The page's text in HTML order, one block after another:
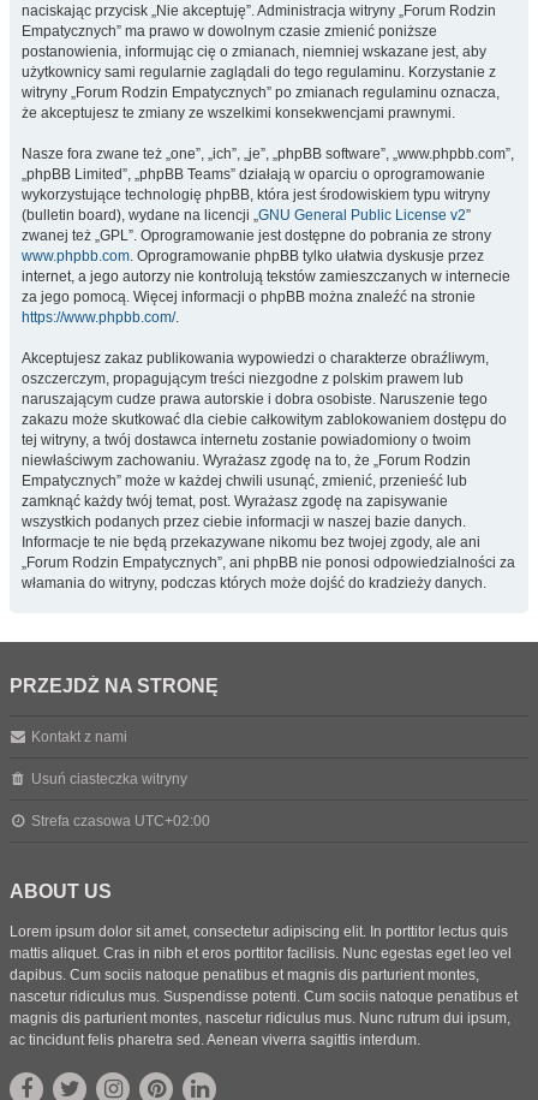
naciskając przycisk „Nie akceptuję”. Administracja witryny „Forum Rodzin
Empatycznych” ma prawo w dowolnym czasie zmienić poniższe
postanowienia, informując cię o zmianach, niemniej wskazane jest, aby
użytkownicy sami regularnie zaglądali do tego regulaminu. Korzystanie z
witryny „Forum Rodzin Empatycznych” po zmianach regulaminu oznacza,
że akceptujesz te zmiany ze wszelkimi konsekwencjami prawnymi.
Nasze fora zwane też „one”, „ich”, „je”, „phpBB software”, „www.phpbb.com”,
„phpBB Limited”, „phpBB Teams” działają w oparciu o oprogramowanie
wykorzystujące technologię phpBB, która jest środowiskiem typu witryny
(bulletin board), wydane na licencji „GNU General Public License v2”
zwanej też „GPL”. Oprogramowanie jest dostępne do pobrania ze strony
www.phpbb.com. Oprogramowanie phpBB tylko ułatwia dyskusje przez
internet, a jego autorzy nie kontrolują tekstów zamieszczanych w internecie
za jego pomocą. Więcej informacji o phpBB można znaleźć na stronie
https://www.phpbb.com/.
Akceptujesz zakaz publikowania wypowiedzi o charakterze obraźliwym,
oszczerczym, propagującym treści niezgodne z polskim prawem lub
naruszającym cudze prawa autorskie i dobra osobiste. Naruszenie tego
zakazu może skutkować dla ciebie całkowitym zablokowaniem dostępu do
tej witryny, a twój dostawca internetu zostanie powiadomiony o twoim
niewłaściwym zachowaniu. Wyrażasz zgodę na to, że „Forum Rodzin
Empatycznych” może w każdej chwili usunąć, zmienić, przenieść lub
zamknąć każdy twój temat, post. Wyrażasz zgodę na zapisywanie
wszystkich podanych przez ciebie informacji w naszej bazie danych.
Informacje te nie będą przekazywane nikomu bez twojej zgody, ale ani
„Forum Rodzin Empatycznych”, ani phpBB nie ponosi odpowiedzialności za
włamania do witryny, podczas których może dojść do kradzieży danych.
PRZEJDŹ NA STRONĘ
Kontakt z nami
Usuń ciasteczka witryny
Strefa czasowa UTC+02:00
ABOUT US
Lorem ipsum dolor sit amet, consectetur adipiscing elit. In porttitor lectus quis
mattis aliquet. Cras in nibh et eros porttitor facilisis. Nunc egestas eget leo vel
dapibus. Cum sociis natoque penatibus et magnis dis parturient montes,
nascetur ridiculus mus. Suspendisse potenti. Cum sociis natoque penatibus et
magnis dis parturient montes, nascetur ridiculus mus. Nunc rutrum dui ipsum,
ac tincidunt felis pharetra sed. Aenean viverra sagittis interdum.